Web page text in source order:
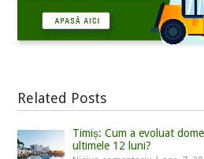
Related Posts
Timiș: Cum a evoluat
ultimele 12 luni?